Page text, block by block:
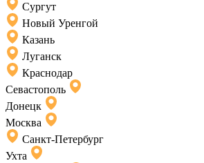
Сургут
Новый Уренгой
Казань
Луганск
Краснодар
Севастополь
Донецк
Москва
Санкт-Петербург
Ухта